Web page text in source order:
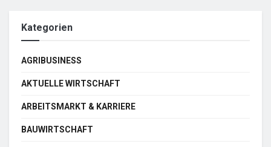
Kategorien
AGRIBUSINESS
AKTUELLE WIRTSCHAFT
ARBEITSMARKT & KARRIERE
BAUWIRTSCHAFT